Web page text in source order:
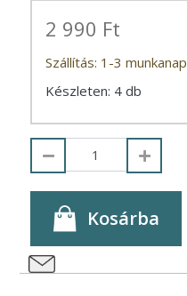
2 990 Ft
Szállítás: 1-3 munkanap
Készleten: 4 db
Kosárba